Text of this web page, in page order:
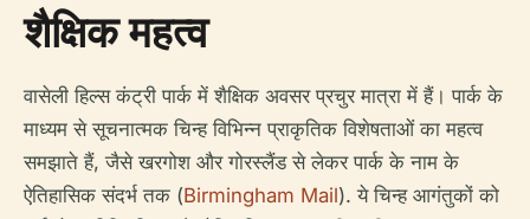
शैक्षिक महत्व
वासेली हिल्स कंट्री पार्क में शैक्षिक अवसर प्रचुर मात्रा में हैं। पार्क के
माध्यम से सूचनात्मक चिन्ह विभिन्न प्राकृतिक विशेषताओं का महत्व
समझाते हैं, जैसे खरगोश और गोरस्लैंड से लेकर पार्क के नाम के
ऐतिहासिक संदर्भ तक (Birmingham Mail). ये चिन्ह आगंतुकों को